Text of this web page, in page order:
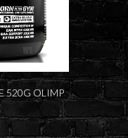
520G OLIMP